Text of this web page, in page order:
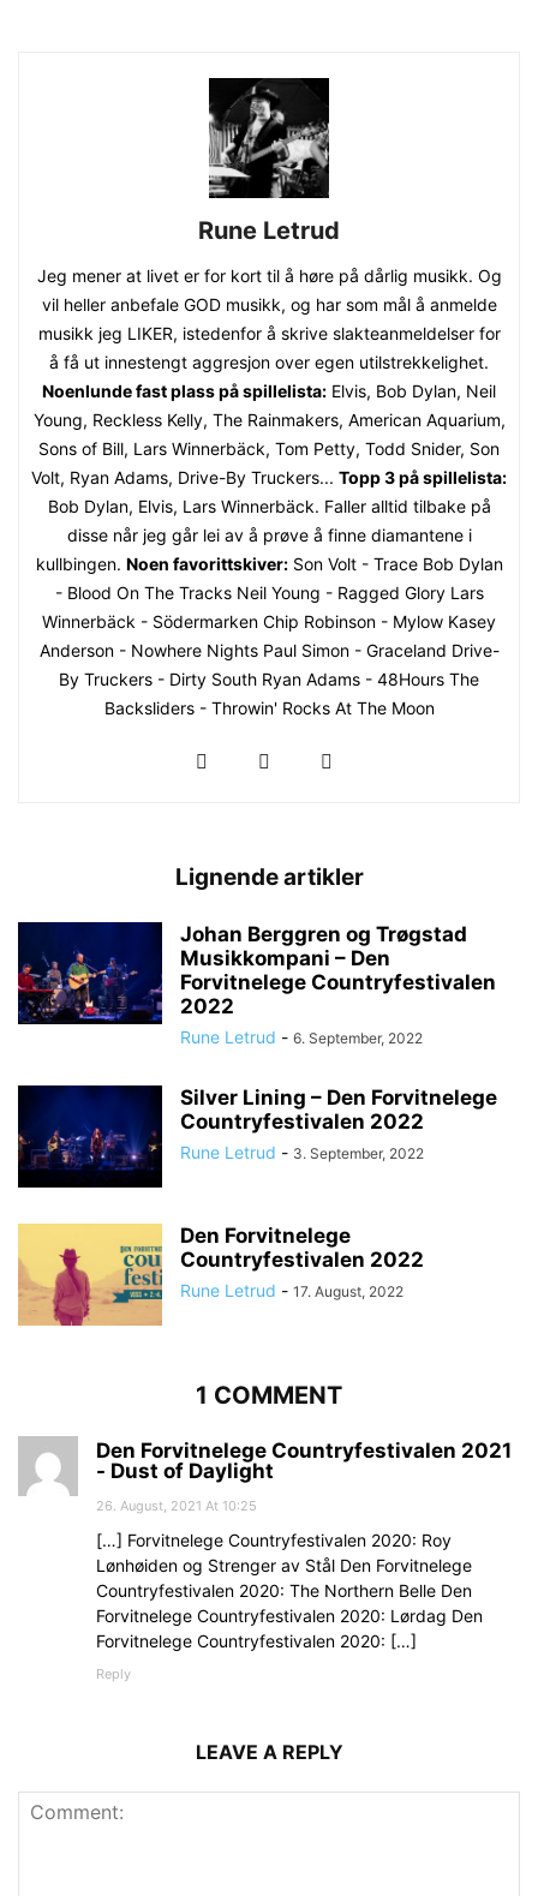
Rune Letrud
Jeg mener at livet er for kort til å høre på dårlig musikk. Og
vil heller anbefale GOD musikk, og har som mål å anmelde
musikk jeg LIKER, istedenfor å skrive slakteanmeldelser for
å få ut innestengt aggresjon over egen utilstrekkelighet.
Noenlunde fast plass på spillelista: Elvis, Bob Dylan, Neil
Young, Reckless Kelly, The Rainmakers, American Aquarium,
Sons of Bill, Lars Winnerbäck, Tom Petty, Todd Snider, Son
Volt, Ryan Adams, Drive-By Truckers... Topp 3 på spillelista:
Bob Dylan, Elvis, Lars Winnerbäck. Faller alltid tilbake på
disse når jeg går lei av å prøve å finne diamantene i
kullbingen. Noen favorittskiver:Son Volt - Trace Bob Dylan
- Blood On The Tracks Neil Young - Ragged Glory Lars
Winnerbäck - Södermarken Chip Robinson - Mylow Kasey
Anderson - Nowhere Nights Paul Simon - Graceland Drive-
By Truckers - Dirty South Ryan Adams - 48Hours The
Backsliders - Throwin' Rocks At The Moon
Lignende artikler
Johan Berggren og Trøgstad
Musikkompani – Den
Forvitnelege Countryfestivalen
2022
Rune Letrud - 6. September, 2022
Silver Lining – Den Forvitnelege
Countryfestivalen 2022
Rune Letrud - 3. September, 2022
Den Forvitnelege
Countryfestivalen 2022
Rune Letrud - 17. August, 2022
1 COMMENT
Den Forvitnelege Countryfestivalen 2021
- Dust of Daylight
26. August, 2021 At 10:25
[…] Forvitnelege Countryfestivalen 2020: Roy
Lønhøiden og Strenger av Stål Den Forvitnelege
Countryfestivalen 2020: The Northern Belle Den
Forvitnelege Countryfestivalen 2020: Lørdag Den
Forvitnelege Countryfestivalen 2020: […]
Reply
LEAVE A REPLY